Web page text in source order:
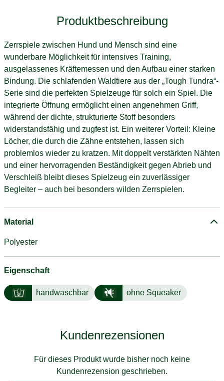
Produktbeschreibung
Zerrspiele zwischen Hund und Mensch sind eine
wunderbare Möglichkeit für intensives Training,
ausgelassenes Kräftemessen und den Aufbau einer starken
Bindung. Die schlafenden Waldtiere aus der „Tough Tundra“-
Serie sind die perfekten Spielzeuge für solch ein Spiel. Die
integrierte Öffnung ermöglicht einen angenehmen Griff,
während der dichte, strukturierte Stoff besonders
widerstandsfähig und zugfest ist. Ein weiterer Vorteil: Kleine
Löcher, die durch die Zähne entstehen, lassen sich
problemlos wieder zu kratzen. Mit doppelt verstärkten Nähten
und einer hervorragenden Beständigkeit gegen Abrieb und
Verschleiß bleibt dieses Spielzeug ein zuverlässiger
Begleiter – auch bei besonders wilden Zerrspielen.
Material
Polyester
Eigenschaft
handwaschbar ohne Squeaker
Kundenrezensionen
Für dieses Produkt wurde bisher noch keine
Kundenrezension geschrieben.